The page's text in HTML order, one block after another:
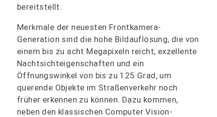
bereitstellt.
Merkmale der neuesten Frontkamera-
Generation sind die hohe Bildauflösung, die von
einem bis zu acht Megapixeln reicht, exzellente
Nachtsichteigenschaften und ein
Öffnungswinkel von bis zu 125 Grad, um
querende Objekte im Straßenverkehr noch
früher erkennen zu können. Dazu kommen,
neben den klassischen Computer Vision-